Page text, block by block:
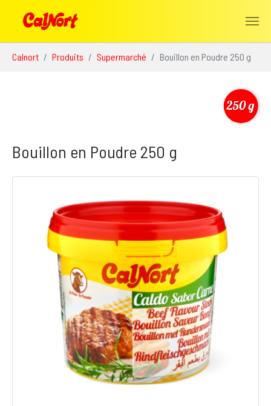
Calnort Produits Supermarché Bouillon en Poudre 250 g
Bouillon en Poudre 250 g